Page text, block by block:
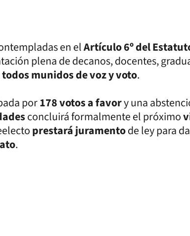
en elArtículo 6º del
plena de decanos, docentes,
todos munidos de voz y voto.
por178 votos a favory una
concluirá formalmente el próximo
prestará juramentode ley para
.